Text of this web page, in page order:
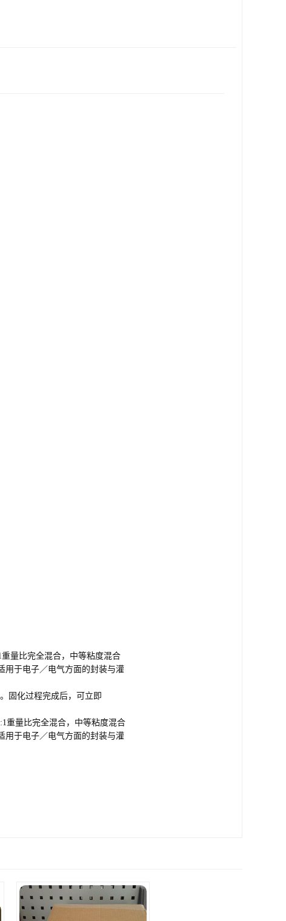
量比完全混合，中等粘度混合
用于电子 ／电气方面的封装与灌
固化过程完成后，可立即
重量比完全混合，中等粘度混合
用于电子／电气方面的封装与灌